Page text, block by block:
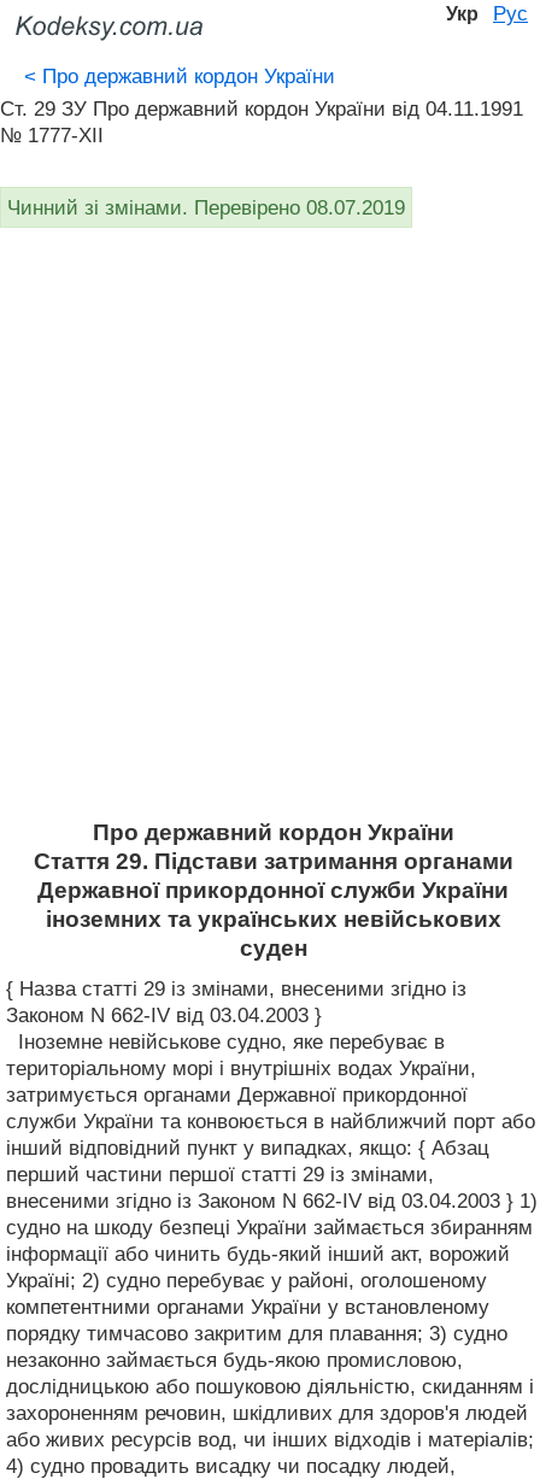
Укр Рус
< Про державний кордон України
Ст. 29 ЗУ Про державний кордон України від 04.11.1991
№ 1777-XII
Чинний зі змінами. Перевірено 08.07.2019
Про державний кордон України
Стаття 29. Підстави затримання органами
Державної прикордонної служби України
іноземних та українських невійськових
суден
{ Назва статті 29 із змінами, внесеними згідно із
Законом N 662-IV від 03.04.2003 }
Іноземне невійськове судно, яке перебуває в
територіальному морі і внутрішніх водах України,
затримується органами Державної прикордонної
служби України та конвоюється в найближчий порт або
інший відповідний пункт у випадках, якщо: { Абзац
перший частини першої статті 29 із змінами,
внесеними згідно із Законом N 662-IV від 03.04.2003 } 1)
судно на шкоду безпеці України займається збиранням
інформації або чинить будь-який інший акт, ворожий
Україні; 2) судно перебуває у районі, оголошеному
компетентними органами України у встановленому
порядку тимчасово закритим для плавання; 3) судно
незаконно займається будь-якою промисловою,
дослідницькою або пошуковою діяльністю, скиданням і
захороненням речовин, шкідливих для здоров'я людей
або живих ресурсів вод, чи інших відходів і матеріалів;
4) судно провадить висадку чи посадку людей,